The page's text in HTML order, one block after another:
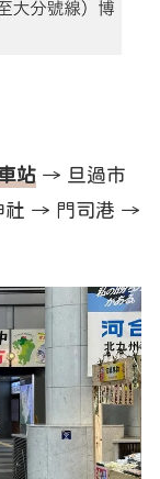
站 → 旦過市
社 → 門司港 →